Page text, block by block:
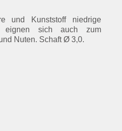
Nuten. Schaft Ø 3,0.